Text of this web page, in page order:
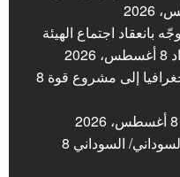
اجتماع الهيئة
8 أغسطس، 2026
إلى مشروع قوة 8
8 أغسطس، 2026
السوداني 8